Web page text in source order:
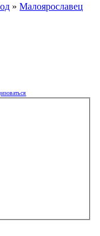
»Малоярославец